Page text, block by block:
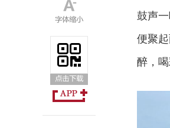
鼓声
便聚
醉，